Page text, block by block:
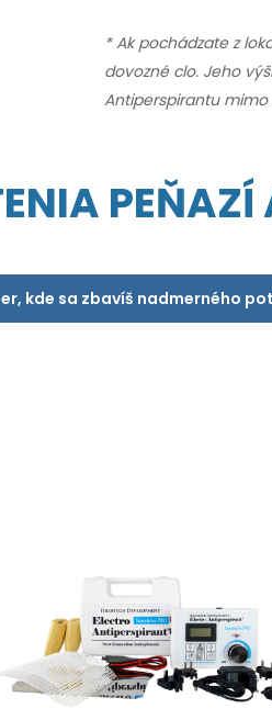
* Ak pochádzate z
dovozné clo. Jeho
Antiperspirantu mimo
kde sa zbavíš nadmerného